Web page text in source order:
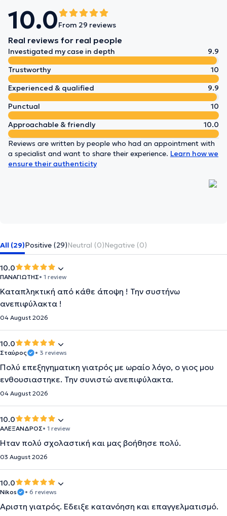
10.0From 29 reviews
Real reviews for real people
Investigated my case in depth
9.9
Trustworthy
10
Experienced & qualified
9.9
Punctual
10
Approachable & friendly
10.0
Reviews are written by people who had an appointment with
a specialist and want to share their experience. Learn how we
ensure their authenticity
All (29)Positive (29)Neutral (0)Negative (0)
10.0
ΠΑΝΑΓΙΩΤΗΣ• 1 review
Καταπληκτική από κάθε άποψη ! Την συστήνω
ανεπιφύλακτα !
04 August 2026
10.0
Σταύρος • 3 reviews
Πολύ επεξηγηματικη γιατρός με ωραίο λόγο, ο γιος μου
ενθουσιαστηκε. Την συνιστώ ανεπιφύλακτα.
04 August 2026
10.0
ΑΛΕΞΑΝΔΡΟΣ• 1 review
Ηταν πολύ σχολαστική και μας βοήθησε πολύ.
03 August 2026
10.0
Nikos • 6 reviews
Αριστη γιατρός. Εδειξε κατανόηση και επαγγελματισμό.